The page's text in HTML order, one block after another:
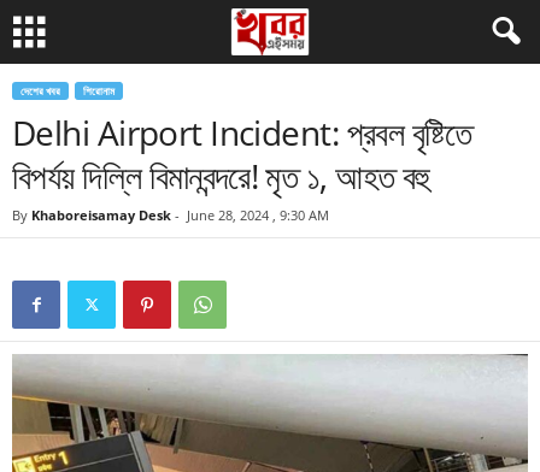
দেশের খবর শিরোনাম
Delhi Airport Incident: প্রবল বৃষ্টিতে
বিপর্যয় দিল্লি বিমানবন্দরে! মৃত ১, আহত বহু
By Khaboreisamay Desk - June 28, 2024 , 9:30 AM